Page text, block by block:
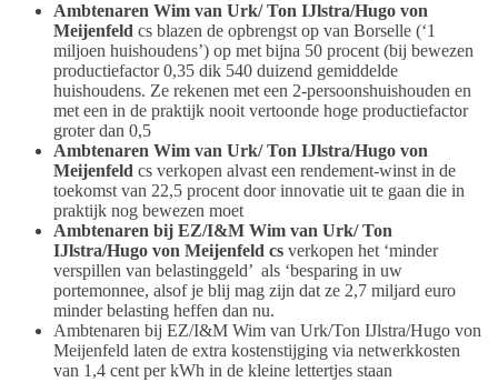
Ambtenaren Wim van Urk/ Ton IJlstra/Hugo von
Meijenfeld cs blazen de opbrengst op van Borselle (‘1
miljoen huishoudens’) op met bijna 50 procent (bij bewezen
productiefactor 0,35 dik 540 duizend gemiddelde
huishoudens. Ze rekenen met een 2-persoonshuishouden en
met een in de praktijk nooit vertoonde hoge productiefactor
groter dan 0,5
Ambtenaren Wim van Urk/ Ton IJlstra/Hugo von
Meijenfeld cs verkopen alvast een rendement-winst in de
toekomst van 22,5 procent door innovatie uit te gaan die in
praktijk nog bewezen moet
Ambtenaren bij EZ/I&M Wim van Urk/ Ton
IJlstra/Hugo von Meijenfeld cs verkopen het ‘minder
verspillen van belastinggeld’ als ‘besparing in uw
portemonnee, alsof je blij mag zijn dat ze 2,7 miljard euro
minder belasting heffen dan nu.
Ambtenaren bij EZ/I&M Wim van Urk/Ton IJlstra/Hugo von
Meijenfeld laten de extra kostenstijging via netwerkkosten
van 1,4 cent per kWh in de kleine lettertjes staan